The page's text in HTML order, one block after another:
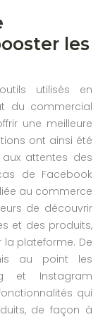
les
utilisés en
du commercial
une meilleure
ont ainsi été
attentes des
de Facebook
au commerce
de découvrir
et des produits,
plateforme. De
au point les
et Instagram
qui
de façon à